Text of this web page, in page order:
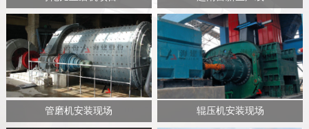
管磨机安装现场 辊压机安装现场